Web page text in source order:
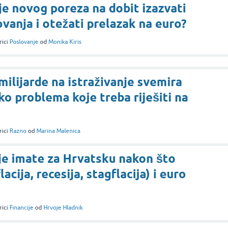
novog poreza na dobit izazvati
i otežati prelazak na euro?
Poslovanje od Monika Kiris
na istraživanje svemira
problema koje treba riješiti na
Razno od Marina Malenica
imate za Hrvatsku nakon što
recesija, stagflacija) i euro
Financije od Hrvoje Hladnik